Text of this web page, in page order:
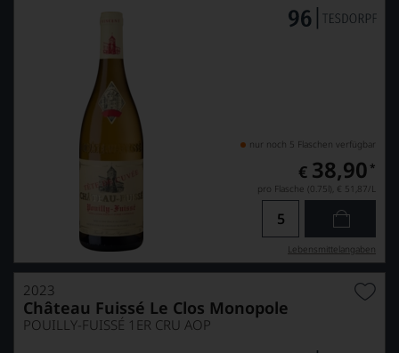
nur noch 5 Flaschen verfügbar
€ 38,90 *
pro Flasche (0.75l), € 51,87/L
Lebensmittel­angaben
2023
Château Fuissé Le Clos Monopole
POUILLY-FUISSÉ 1ER CRU AOP